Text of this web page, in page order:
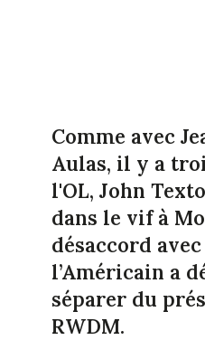
Comme avec
Aulas, il y a
l'OL, John
dans le vif à
désaccord
l’Américain a
séparer du
RWDM.